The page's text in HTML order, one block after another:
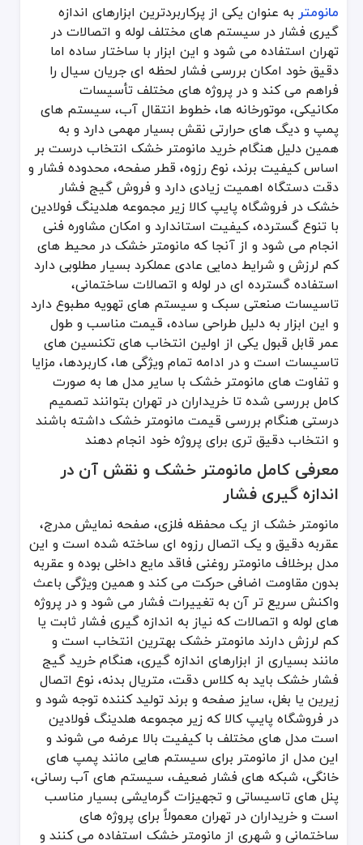
مانومتربه عنوان یکی از پرکاربردترین ابزارهای اندازه گیری
معرفی کامل مانومتر خشک و نقش آن در اندازه
مانومتر خشک از یک محفظه فلزی، صفحه نمایش مدرج، عقربه دقیق و
جدول مقایسه مانومتر خشک با مانومتر روغنی
ویژگی مانومتر (گیج فشار) خشک
مانومتر
نحوه عملکرد
بدون مایع داخلی و واکنش سریع
دارای
کاربرد
محیط کم لرزش و فشار ثابت
محیط
قیمت
اقتصادی و مناسب پروژه‌های عمومی
معمولاً
سطح دوام
مناسب استفاده معمولی
بالا به
وضوح نمایش
خوانایی خوب
بسیار
نگهداری
آسان با نیاز کم به مراقبت
نیازمند
مکان نصب
پمپ، آب رسانی، تاسیسات سبک کارخانه ها،
این جدول به خریداران کمک می کند قبل از خرید گیج فشار خشک یا
بررسی ویژگی های فنی مانومتر خشک
یکی از مهم ترین عوامل در عملکرد مانومتر خشک کلاس دقت آن است
نکات مهم انتخاب مانومتر خشک
انتخاب سایز صفحه مناسب برای خوانایی دقیق که باعث افزایش
توجه به نوع رزوه و سایز اتصال که مانع نشتی در سیستم لوله و
انتخاب محدوده فشار صحیح که باعث جلوگیری از خرابی دستگاه می
توجه به کیفیت شیشه صفحه که مانع خط و خش و کاهش دید می
بررسی برند معتبر که دوام و دقت دستگاه را تضمین می کند
انتخاب مدل مناسب بر اساس نوع پمپ و سیستم آب رسانی که از
تهیه محصول از فروشگاه معتبر در تهران که امکان ضمانت و پشتیبانی
تمام این نکات باعث می شود انتخاب گیج فشار خشک با دقت بیشتری
مانومتر به عنوان یکی از پرکاربردترین ابزارهای اندازه
گیری فشار در سیستم های مختلف لوله و اتصالات در
تهران استفاده می شود و این ابزار با ساختار ساده اما
دقیق خود امکان بررسی فشار لحظه ای جریان سیال را
فراهم می کند و در پروژه های مختلف تأسیسات
مکانیکی، موتورخانه ها، خطوط انتقال آب، سیستم های
پمپ و دیگ های حرارتی نقش بسیار مهمی دارد و به
همین دلیل هنگام خرید مانومتر خشک انتخاب درست بر
اساس کیفیت برند، نوع رزوه، قطر صفحه، محدوده فشار و
دقت دستگاه اهمیت زیادی دارد و فروش گیج فشار
خشک در فروشگاه پایپ کالا زیر مجموعه هلدینگ فولادین
با تنوع گسترده، کیفیت استاندارد و امکان مشاوره فنی
انجام می شود و از آنجا که مانومتر خشک در محیط های
کم لرزش و شرایط دمایی عادی عملکرد بسیار مطلوبی دارد
استفاده گسترده ای در لوله و اتصالات ساختمانی،
تاسیسات صنعتی سبک و سیستم های تهویه مطبوع دارد
و این ابزار به دلیل طراحی ساده، قیمت مناسب و طول
عمر قابل قبول یکی از اولین انتخاب های تکنسین های
تاسیسات است و در ادامه تمام ویژگی ها، کاربردها، مزایا
و تفاوت های مانومتر خشک با سایر مدل ها به صورت
کامل بررسی شده تا خریداران در تهران بتوانند تصمیم
درستی هنگام بررسی قیمت مانومتر خشک داشته باشند
و انتخاب دقیق تری برای پروژه خود انجام دهند
معرفی کامل مانومتر خشک و نقش آن در
اندازه گیری فشار
مانومتر خشک از یک محفظه فلزی، صفحه نمایش مدرج،
عقربه دقیق و یک اتصال رزوه ای ساخته شده است و این
مدل برخلاف مانومتر روغنی فاقد مایع داخلی بوده و عقربه
بدون مقاومت اضافی حرکت می کند و همین ویژگی باعث
واکنش سریع تر آن به تغییرات فشار می شود و در پروژه
های لوله و اتصالات که نیاز به اندازه گیری فشار ثابت یا
کم لرزش دارند مانومتر خشک بهترین انتخاب است و
مانند بسیاری از ابزارهای اندازه گیری، هنگام خرید گیج
فشار خشک باید به کلاس دقت، متریال بدنه، نوع اتصال
زیرین یا بغل، سایز صفحه و برند تولید کننده توجه شود و
در فروشگاه پایپ کالا که زیر مجموعه هلدینگ فولادین
است مدل های مختلف با کیفیت بالا عرضه می شوند و
این مدل از مانومتر برای سیستم هایی مانند پمپ های
خانگی، شبکه های فشار ضعیف، سیستم های آب رسانی،
پنل های تاسیساتی و تجهیزات گرمایشی بسیار مناسب
است و خریداران در تهران معمولاً برای پروژه های
ساختمانی و شهری از مانومتر خشک استفاده می کنند و